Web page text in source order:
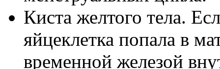
Киста желтого тела.
яйцеклетка попала в
временной железой